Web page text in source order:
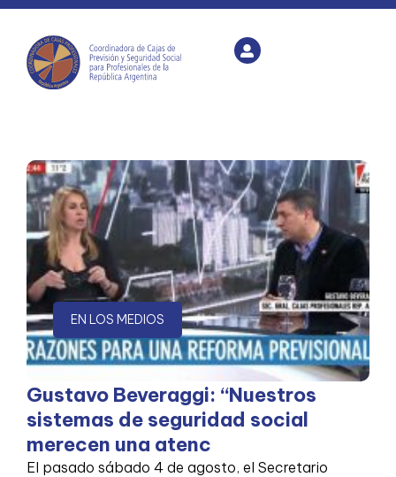
EN LOS MEDIOS
Gustavo Beveraggi: “Nuestros
sistemas de seguridad social
merecen una atenc
El pasado sábado 4 de agosto, el Secretario